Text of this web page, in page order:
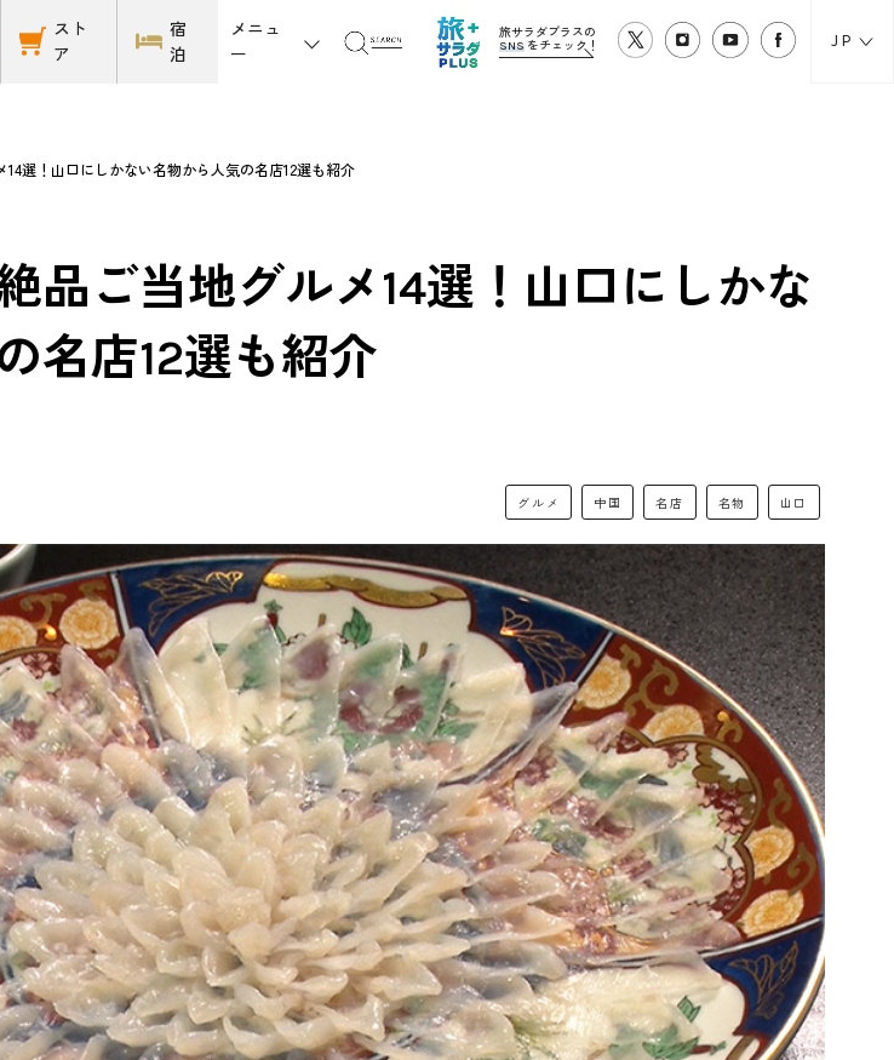
スト
ア
宿
泊
メニュ
ー
旅サラダプラスの
SNS をチェック！ JP
選！山口にしかない名物から人気の名店12選も紹介
品ご当地グルメ14選！山口にしかな
名店12選も紹介
グルメ 中国 名店 名物 山口